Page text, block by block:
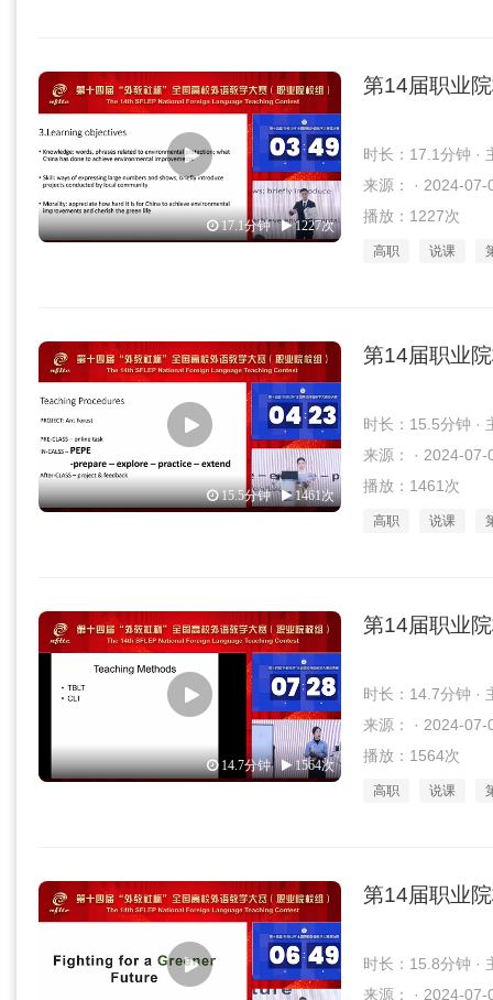
17.1分钟 1227次
第14届职业
时长：17.1分钟 ·
来源： · 2024-07-
播放：1227次
高职 说课
15.5分钟 1461次
第14届职业
时长：15.5分钟 ·
来源： · 2024-07-
播放：1461次
高职 说课
14.7分钟 1564次
第14届职业
时长：14.7分钟 ·
来源： · 2024-07-
播放：1564次
高职 说课
第14届职业
时长：15.8分钟 ·
来源： · 2024-07-